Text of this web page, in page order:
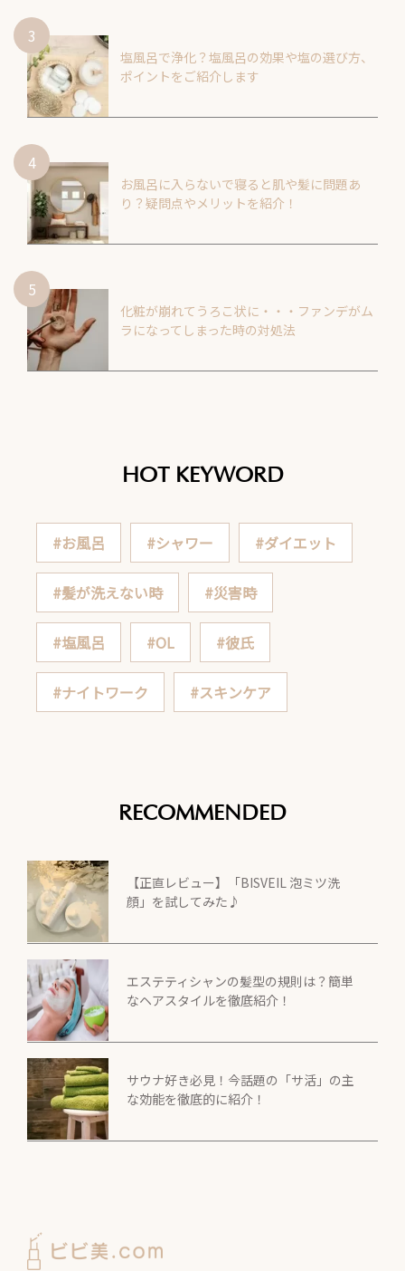
塩風呂で浄化？塩風呂の効果や塩の選び方、
ポイントをご紹介します
お風呂に入らないで寝ると肌や髪に問題あ
り？疑問点やメリットを紹介！
化粧が崩れてうろこ状に・・・ファンデがム
ラになってしまった時の対処法
HOT KEYWORD
#お風呂 #シャワー #ダイエット
#髪が洗えない時 #災害時
#塩風呂 #OL #彼氏
#ナイトワーク #スキンケア
RECOMMENDED
【正直レビュー】「BISVEIL 泡ミツ洗
顔」を試してみた♪
エステティシャンの髪型の規則は？簡単
なヘアスタイルを徹底紹介！
サウナ好き必見！今話題の「サ活」の主
な効能を徹底的に紹介！